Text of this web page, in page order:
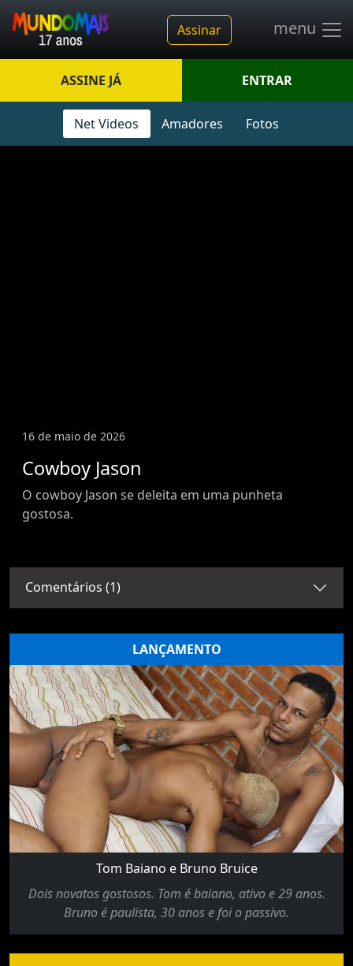
Assinar menu
ASSINE JÁ ENTRAR
Net Videos Amadores Fotos
16 de maio de 2026
Cowboy Jason
O cowboy Jason se deleita em uma punheta
gostosa.
Comentários (1)
LANÇAMENTO
Tom Baiano e Bruno Bruice
Dois novatos gostosos. Tom é baiano, ativo e 29 anos.
Bruno é paulista, 30 anos e foi o passivo.